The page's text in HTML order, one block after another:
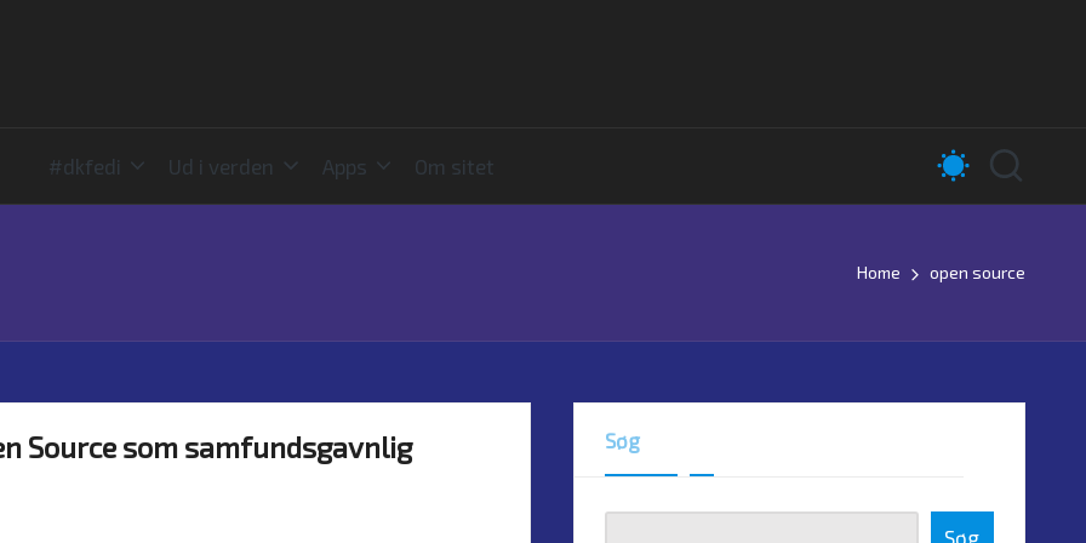
#dkfedi Ud i verden Apps Om sitet
Home open source
Source som samfundsgavnlig
Søg
Søg